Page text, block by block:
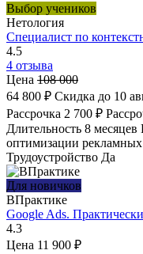
Выбор учеников
Нетология
Специалист по
4.5
4 отзыва
Цена 108 000
64 800 ₽ Скидка до 10
Рассрочка 2 700 ₽
Длительность 8 месяцев
оптимизации
Трудоустройство Да
Для новичков
ВПрактике
Google Ads.
4.3
Цена 11 900 ₽